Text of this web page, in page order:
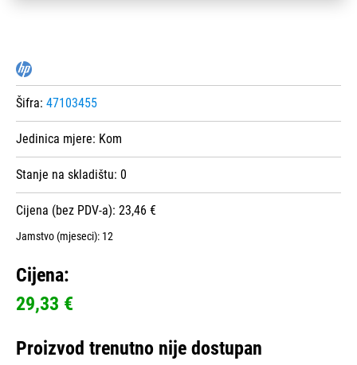
Šifra: 47103455
Jedinica mjere: Kom
Stanje na skladištu: 0
Cijena (bez PDV-a): 23,46 €
Jamstvo (mjeseci): 12
Cijena:
29,33 €
Proizvod trenutno nije dostupan